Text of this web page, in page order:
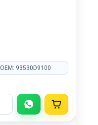
OEM: 93530D9100